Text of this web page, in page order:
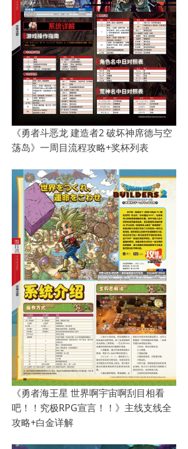
《勇者斗恶龙 建造者2 破坏神席德与空
荡岛》一周目流程攻略+奖杯列表
《勇者海王星 世界啊宇宙啊刮目相看
吧！！究极RPG宣言！！》主线支线全
攻略+白金详解